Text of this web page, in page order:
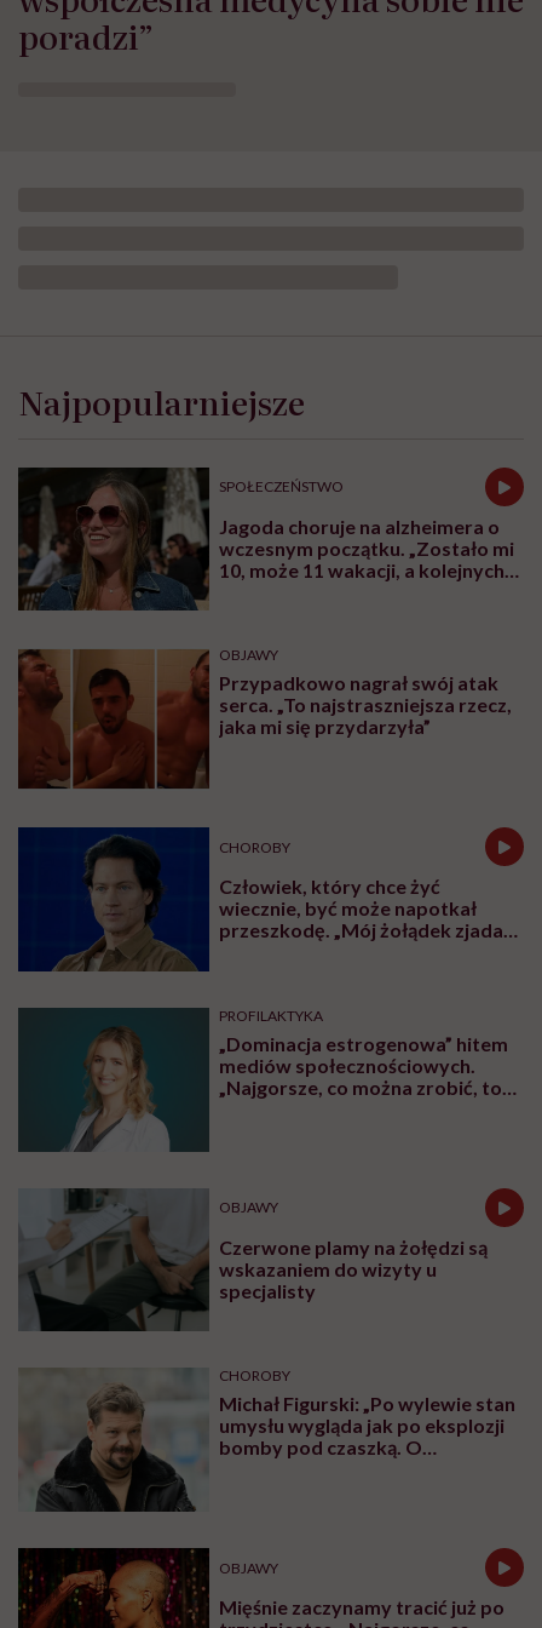
poradzi”
Najpopularniejsze
SPOŁECZEŃSTWO
Jagoda choruje na alzheimera o
wczesnym początku. „Zostało mi
10, może 11 wakacji, a kolejnych
OBJAWY
Przypadkowo nagrał swój atak
serca. „To najstraszniejsza rzecz,
jaka mi się przydarzyła”
CHOROBY
Człowiek, który chce żyć
wiecznie, być może napotkał
przeszkodę. „Mój żołądek zjada
PROFILAKTYKA
„Dominacja estrogenowa” hitem
mediów społecznościowych.
„Najgorsze, co można zrobić, to
OBJAWY
Czerwone plamy na żołędzi są
wskazaniem do wizyty u
specjalisty
CHOROBY
Michał Figurski: „Po wylewie stan
umysłu wygląda jak po eksplozji
bomby pod czaszką. O
OBJAWY
Mięśnie zaczynamy tracić już po